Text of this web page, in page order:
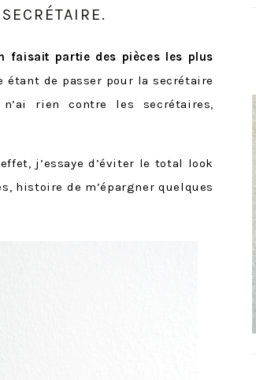
faisait partie des pièces les plus
étant de passer pour la secrétaire
rien contre les secrétaires,
j’essaye d’éviter le total look
histoire de m’épargner quelques